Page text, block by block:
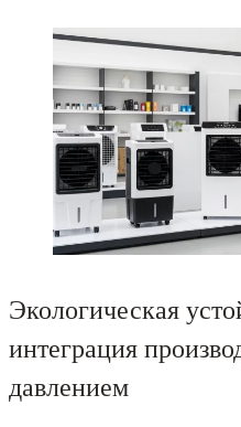
Экологическая
интеграция
давлением